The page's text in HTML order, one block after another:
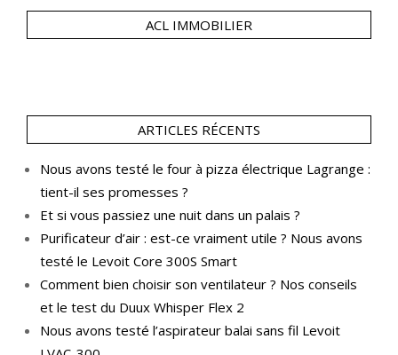
ACL IMMOBILIER
ARTICLES RÉCENTS
Nous avons testé le four à pizza électrique Lagrange :
tient-il ses promesses ?
Et si vous passiez une nuit dans un palais ?
Purificateur d’air : est-ce vraiment utile ? Nous avons
testé le Levoit Core 300S Smart
Comment bien choisir son ventilateur ? Nos conseils
et le test du Duux Whisper Flex 2
Nous avons testé l’aspirateur balai sans fil Levoit